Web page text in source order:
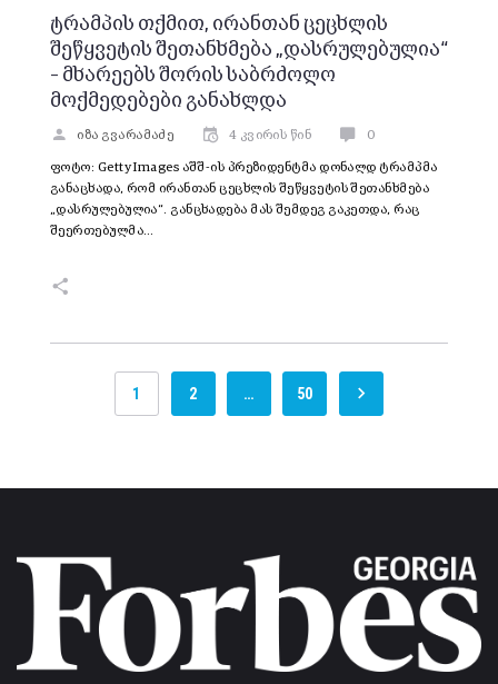
ტრამპის თქმით, ირანთან ცეცხლის
შეწყვეტის შეთანხმება „დასრულებულია“
– მხარეებს შორის საბრძოლო
მოქმედებები განახლდა
იზა გვარამაძე 4 კვირის წინ 0
ფოტო: Getty Images აშშ-ის პრეზიდენტმა დონალდ ტრამპმა
განაცხადა, რომ ირანთან ცეცხლის შეწყვეტის შეთანხმება
„დასრულებულია“. განცხადება მას შემდეგ გაკეთდა, რაც
შეერთებულმა…
1 2 … 50